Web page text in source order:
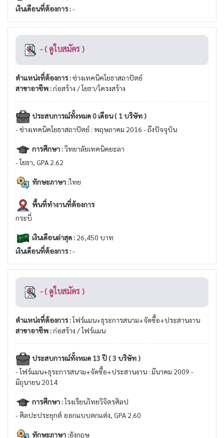
เงินเดือนที่ต้องการ :-
- ( ดูใบสมัคร )
ตำแหน่งที่ต้องการ :ช่างเทคนิคโยธาสถาปัตย์
สาขาอาชีพ :ก่อสร้าง / โยธา/โครงสร้าง
ประสบการณ์ทั้งหมด 0 เดือน ( 1 บริษัท )
- ช่างเทคนิคโยธาสถาปัตย์ : พฤษภาคม 2016 - ถึงปัจจุบัน
การศึกษา :วิทยาลัยเทคนิคยะลา
- โยธา, GPA 2.62
ทักษะภาษา :ไทย
พื้นที่ทำงานที่ต้องการ
กระบี่
เงินเดือนล่าสุด : 26,450 บาท
เงินเดือนที่ต้องการ :-
- ( ดูใบสมัคร )
ตำแหน่งที่ต้องการ :โฟร์แมน+ธุระการสนาม+จัดซื้อ+ประสานงาน
สาขาอาชีพ :ก่อสร้าง / โฟร์แมน
ประสบการณ์ทั้งหมด 13 ปี ( 3 บริษัท )
- โฟร์แมน+ธุระการสนาม+จัดซื้อ+ประสานงาน : มีนาคม 2009 -
มิถุนายน 2014
การศึกษา :โรงเรียนไทยวิจิตรศิลป
- ศิลปะประยุกต์ ออกแบบตกแต่ง, GPA 2.60
ทักษะภาษา :อังกฤษ